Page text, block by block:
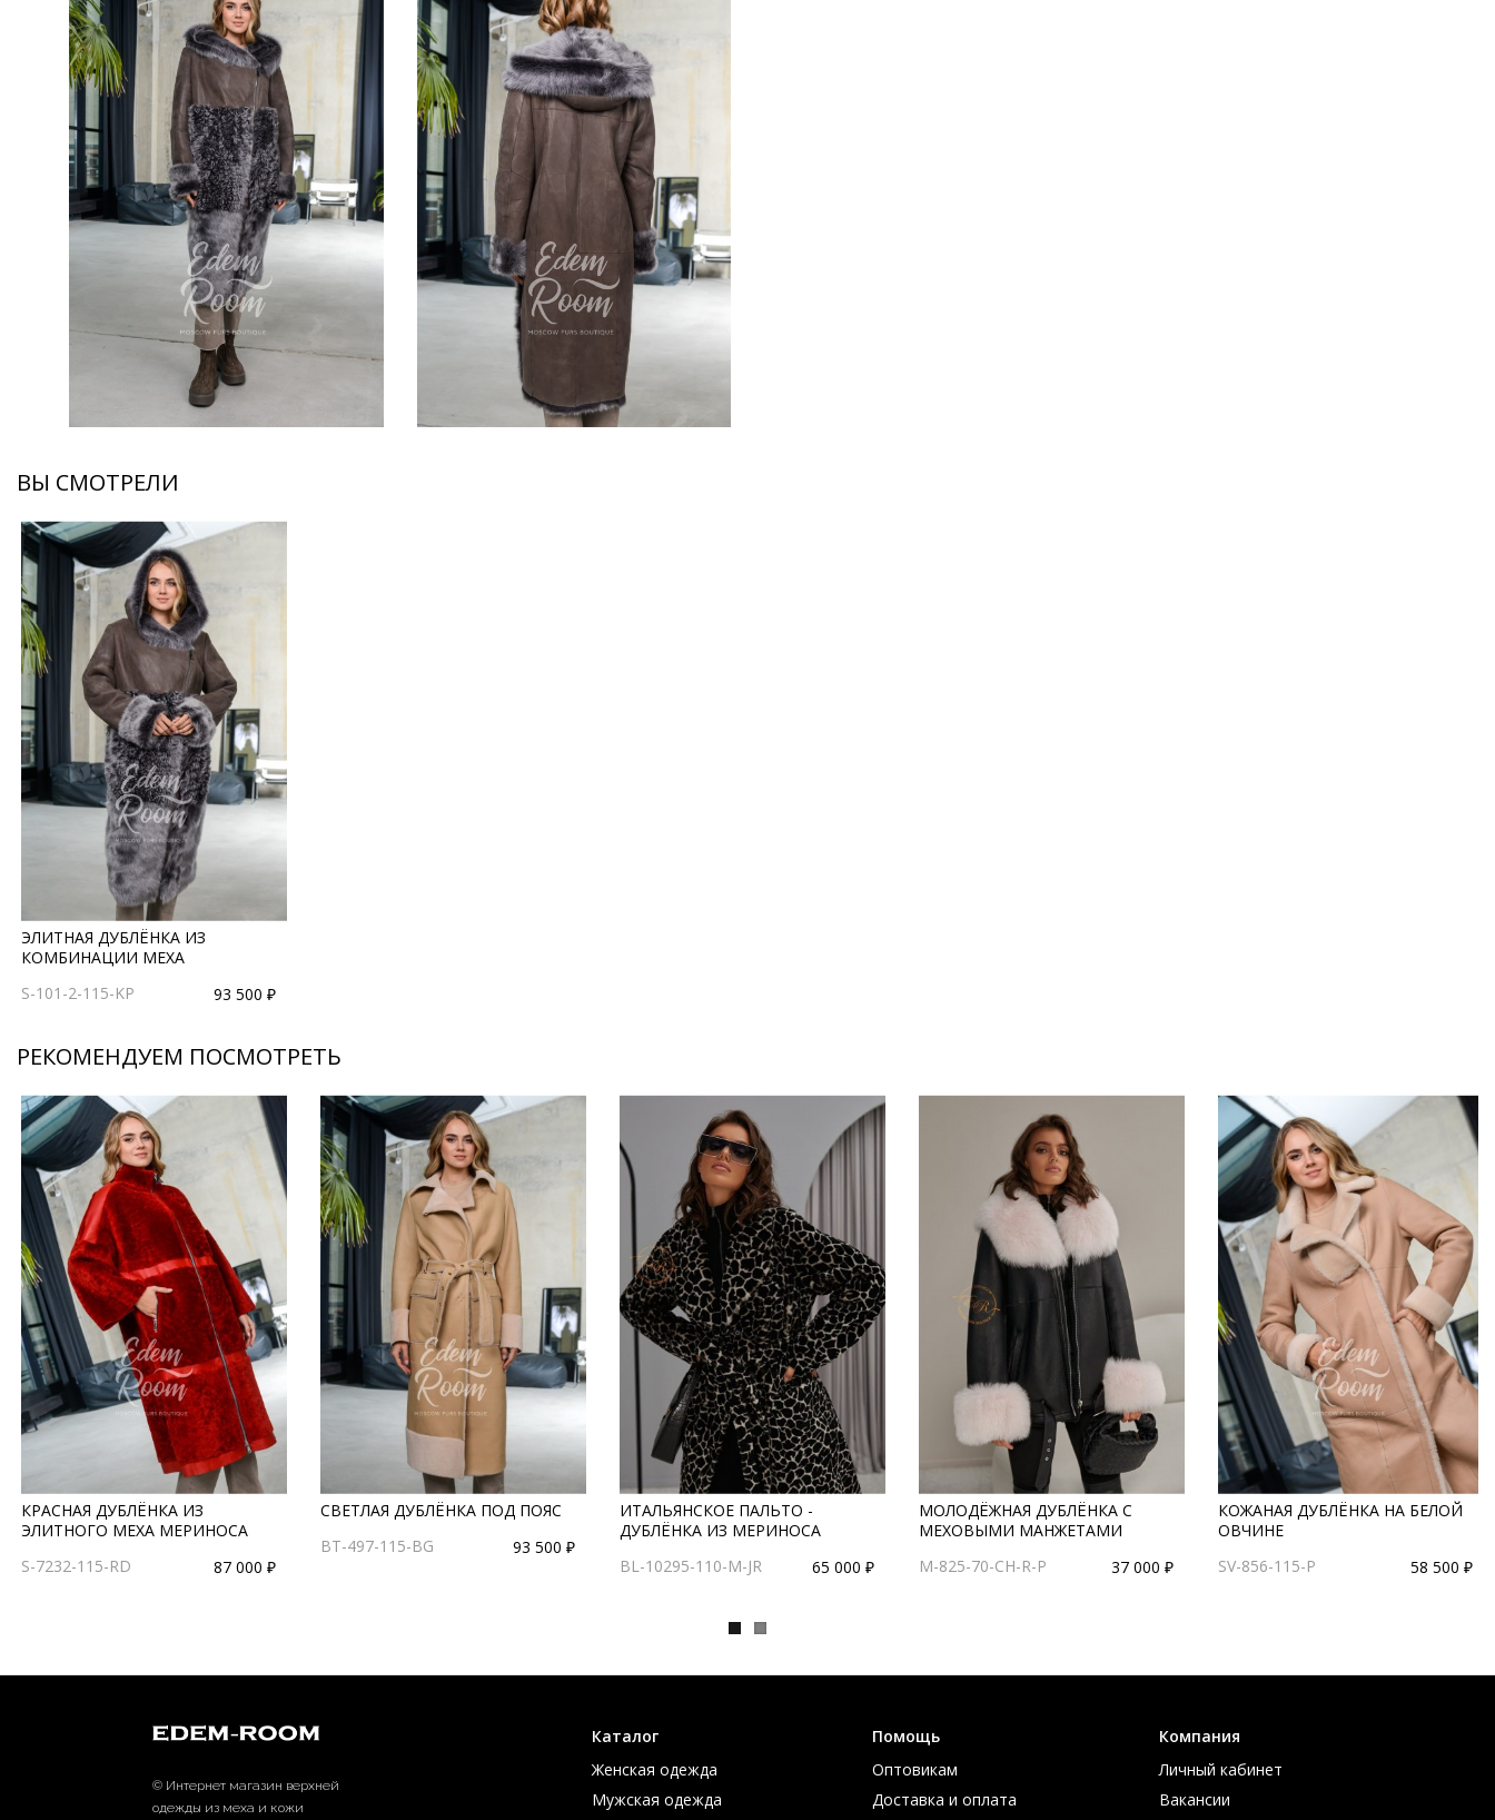
ВЫ СМОТРЕЛИ
ЭЛИТНАЯ ДУБЛЁНКА ИЗ
КОМБИНАЦИИ МЕХА
S-101-2-115-KP
93 500 ₽
РЕКОМЕНДУЕМ ПОСМОТРЕТЬ
КРАСНАЯ ДУБЛЁНКА ИЗ
ЭЛИТНОГО МЕХА МЕРИНОСА
S-7232-115-RD
87 000 ₽
СВЕТЛАЯ ДУБЛЁНКА ПОД ПОЯС
BT-497-115-BG
93 500 ₽
ИТАЛЬЯНСКОЕ ПАЛЬТО -
ДУБЛЁНКА ИЗ МЕРИНОСА
BL-10295-110-M-JR
65 000 ₽
МОЛОДЁЖНАЯ ДУБЛЁНКА С
МЕХОВЫМИ МАНЖЕТАМИ
M-825-70-CH-R-P
37 000 ₽
КОЖАНАЯ ДУБЛЁНКА НА БЕЛОЙ
ОВЧИНЕ
SV-856-115-P
58 500 ₽
© Интернет магазин верхней
одежды из меха и кожи
Каталог
Женская одежда
Мужская одежда
Помощь
Оптовикам
Доставка и оплата
Компания
Личный кабинет
Вакансии